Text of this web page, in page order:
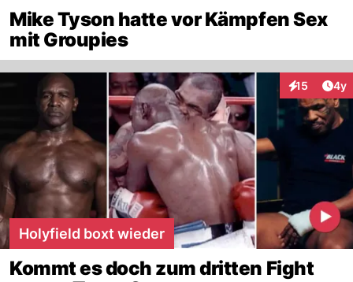
Mike Tyson hatte vor Kämpfen Sex
mit Groupies
15 4y
Holyfield boxt wieder
Kommt es doch zum dritten Fight